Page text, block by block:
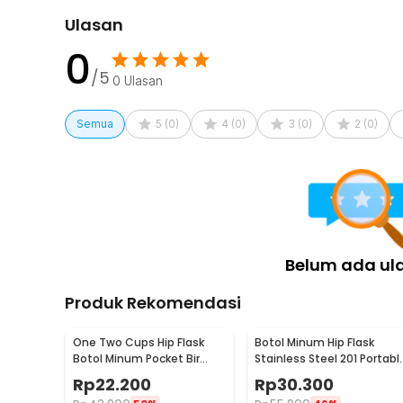
dimasukkan ke hydration backpack, tas sepeda, atau
Kelengkapan Produk
1 x TaffSPORT Kantong Air Minum Water Bladder
Ulasan
0/5 0 Ulasan
Semua 5 (0) 4 (0) 3 (0) 2 (0)
Belum ada
Produk Rekomendasi
One Two Cups Hip Flask
Botol Minum Pocket Bir
MS351
Rp22.200
Botol Minum Hip Flask
Stainless Steel 201
Round Shape 150ml - B-5
Rp30.300